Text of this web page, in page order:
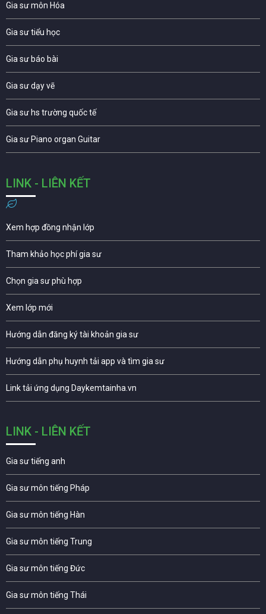
Gia sư môn Hóa
Gia sư tiểu học
Gia sư báo bài
Gia sư dạy vẽ
Gia sư hs trường quốc tế
Gia sư Piano organ Guitar
LINK - LIÊN KẾT
Xem hợp đồng nhận lớp
Tham khảo học phí gia sư
Chọn gia sư phù hợp
Xem lớp mới
Hướng dẫn đăng ký tài khoản gia sư
Hướng dẫn phụ huynh tải app và tìm gia sư
Link tải ứng dụng Daykemtainha.vn
LINK - LIÊN KẾT
Gia sư tiếng anh
Gia sư môn tiếng Pháp
Gia sư môn tiếng Hàn
Gia sư môn tiếng Trung
Gia sư môn tiếng Đức
Gia sư môn tiếng Thái